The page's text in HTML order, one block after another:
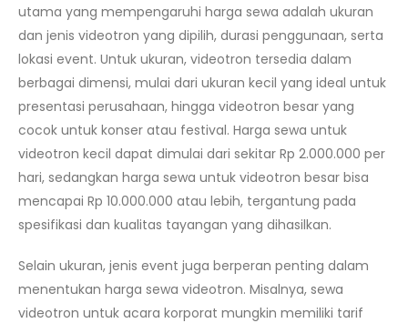
utama yang mempengaruhi harga sewa adalah ukuran
dan jenis videotron yang dipilih, durasi penggunaan, serta
lokasi event. Untuk ukuran, videotron tersedia dalam
berbagai dimensi, mulai dari ukuran kecil yang ideal untuk
presentasi perusahaan, hingga videotron besar yang
cocok untuk konser atau festival. Harga sewa untuk
videotron kecil dapat dimulai dari sekitar Rp 2.000.000 per
hari, sedangkan harga sewa untuk videotron besar bisa
mencapai Rp 10.000.000 atau lebih, tergantung pada
spesifikasi dan kualitas tayangan yang dihasilkan.
Selain ukuran, jenis event juga berperan penting dalam
menentukan harga sewa videotron. Misalnya, sewa
videotron untuk acara korporat mungkin memiliki tarif